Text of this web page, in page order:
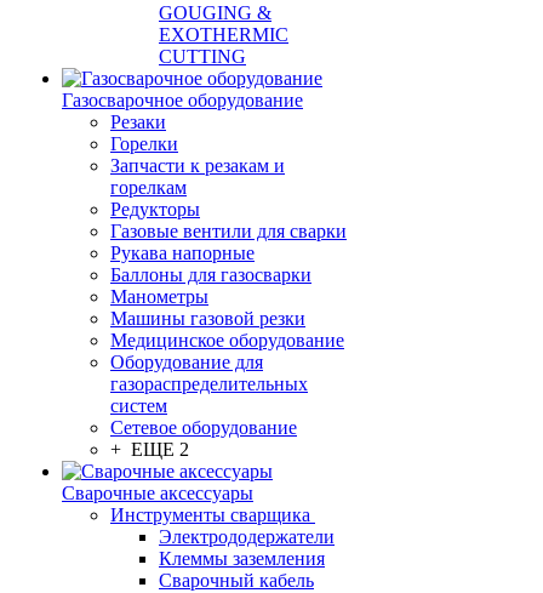
GOUGING &
EXOTHERMIC
CUTTING
Газосварочное оборудование
Резаки
Горелки
Запчасти к резакам и
горелкам
Редукторы
Газовые вентили для сварки
Рукава напорные
Баллоны для газосварки
Манометры
Машины газовой резки
Медицинское оборудование
Оборудование для
газораспределительных
систем
Сетевое оборудование
+ ЕЩЕ 2
Сварочные аксессуары
Инструменты сварщика
Электрододержатели
Клеммы заземления
Сварочный кабель